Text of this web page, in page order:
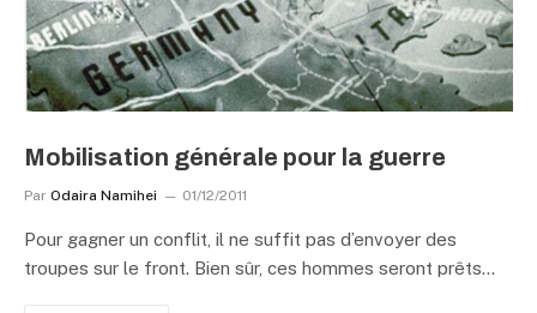
Mobilisation générale pour la guerre
Par Odaira Namihei 01/12/2011
Pour gagner un conflit, il ne suffit pas d’envoyer des
troupes sur le front. Bien sûr, ces hommes seront prêts…